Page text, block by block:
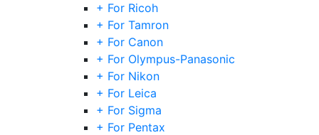
+ For Ricoh
+ For Tamron
+ For Canon
+ For Olympus-Panasonic
+ For Nikon
+ For Leica
+ For Sigma
+ For Pentax